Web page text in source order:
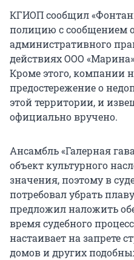
КГИОП сообщил
полицию с сообщением
административного
действиях ООО
Кроме этого, компании
предостережение о
этой территории, и
официально вручено.
Ансамбль «Галерная
объект культурного
значения, поэтому в
потребовал убрать
предложил наложить
время судебного
настаивает на запрете
домов и других